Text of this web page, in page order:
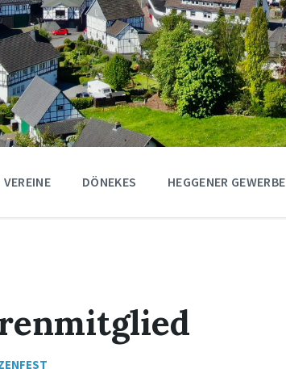
VEREINE DÖNEKES HEGGENER GEWERBE